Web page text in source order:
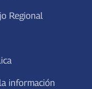
Regional
información